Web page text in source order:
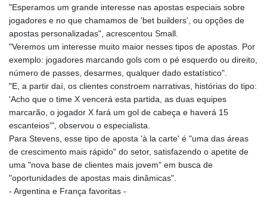
"Esperamos um grande interesse nas apostas especiais sobre
jogadores e no que chamamos de 'bet builders', ou opções de
apostas personalizadas", acrescentou Small.
"Veremos um interesse muito maior nesses tipos de apostas. Por
exemplo: jogadores marcando gols com o pé esquerdo ou direito,
número de passes, desarmes, qualquer dado estatístico".
"E, a partir daí, os clientes constroem narrativas, histórias do tipo:
'Acho que o time X vencerá esta partida, as duas equipes
marcarão, o jogador X fará um gol de cabeça e haverá 15
escanteios'", observou o especialista.
Para Stevens, esse tipo de aposta 'à la carte' é "uma das áreas
de crescimento mais rápido" do setor, satisfazendo o apetite de
uma "nova base de clientes mais jovem" em busca de
"oportunidades de apostas mais dinâmicas".
- Argentina e França favoritas -